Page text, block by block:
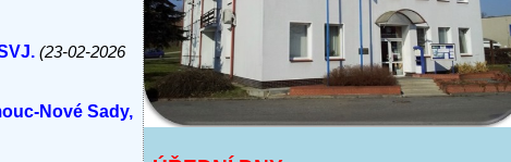
(23-02-2026
Nové Sady,